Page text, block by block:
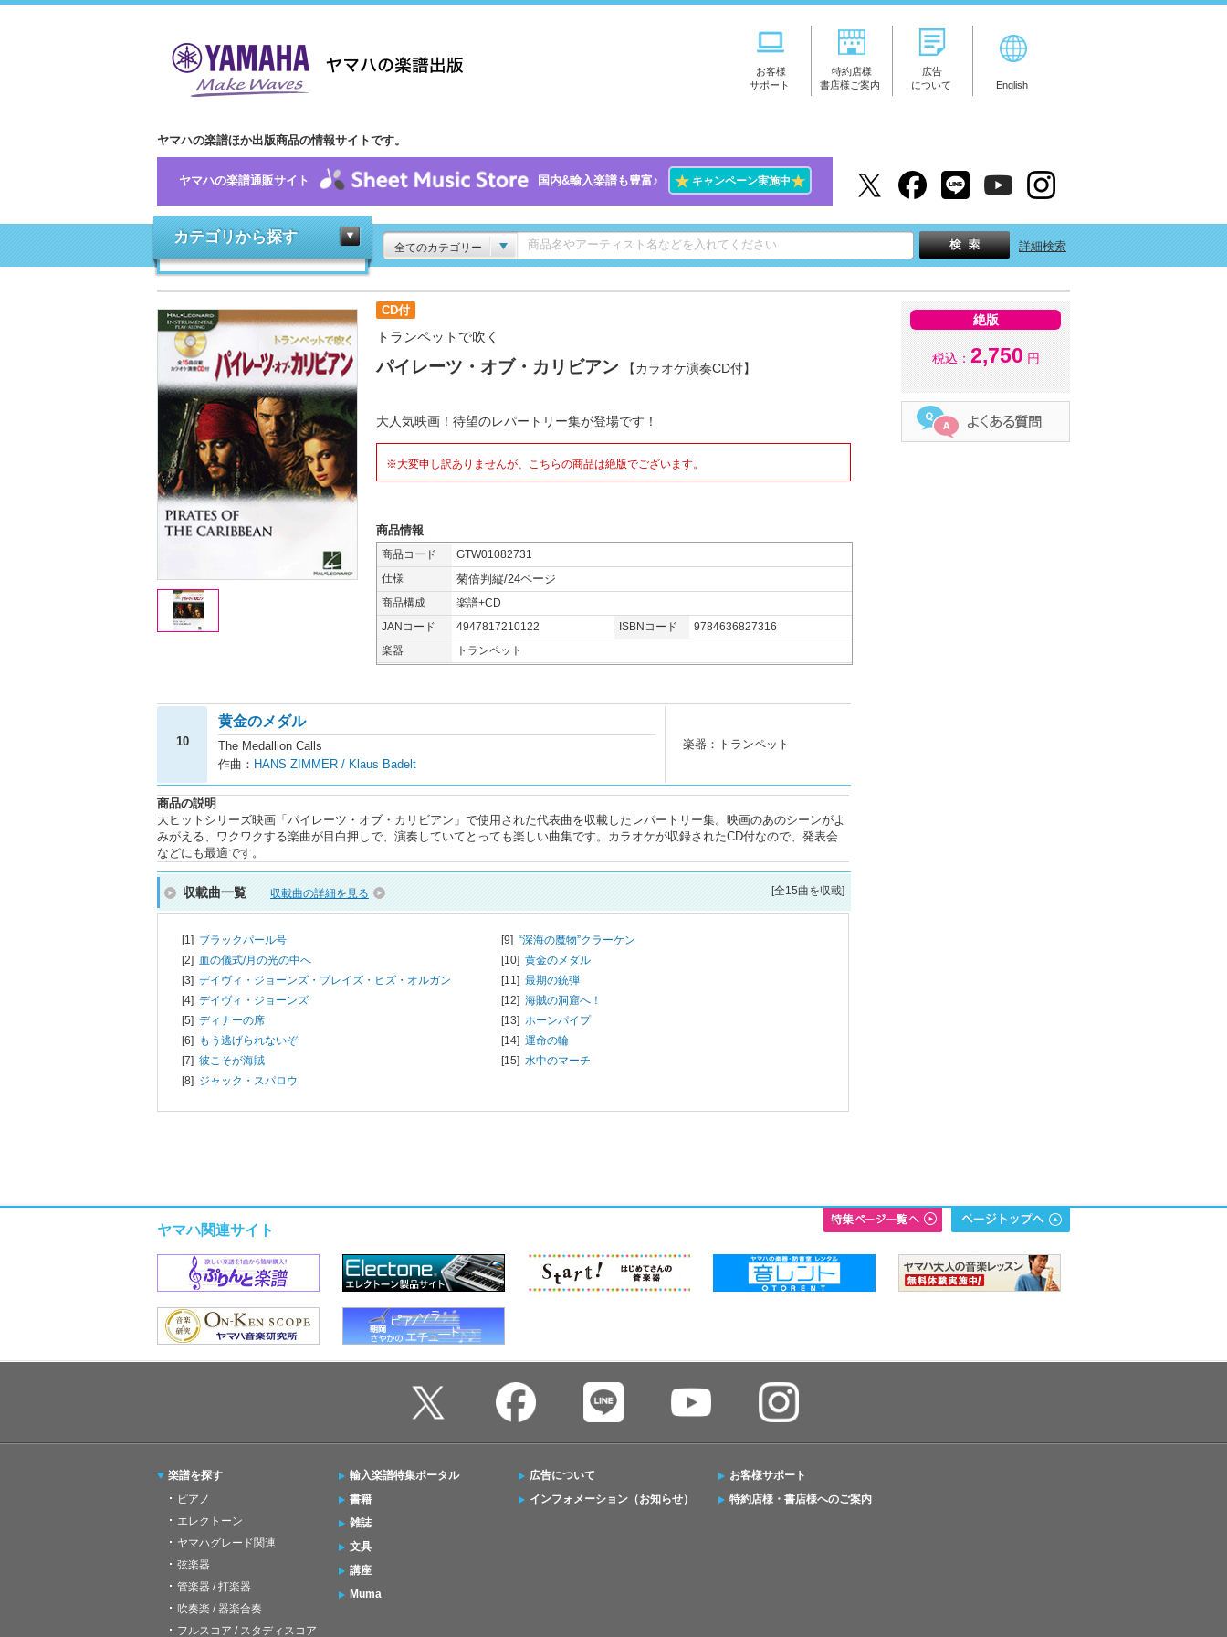
お客様
サポート
特約店様
書店様ご案内
広告
について
English
ヤマハの楽譜ほか出版商品の情報サイトです。
ヤマハの楽譜通販サイト 国内&輸入楽譜も豊富♪ ★キャンペーン実施中★
カテゴリから探す
全てのカテゴリー 詳細検索
CD付
トランペットで吹く
パイレーツ・オブ・カリビアン 【カラオケ演奏CD付】
大人気映画！待望のレパートリー集が登場です！
※大変申し訳ありませんが、こちらの商品は絶版でございます。
商品情報
商品コード
GTW01082731
仕様
菊倍判縦/24ページ
商品構成
楽譜+CD
JANコード
4947817210122 ISBNコード
9784636827316
楽器
トランペット
10
黄金のメダル
The Medallion Calls
作曲： HANS ZIMMER / Klaus Badelt
楽器：トランペット
商品の説明
大ヒットシリーズ映画「パイレーツ・オブ・カリビアン」で使用された代表曲を収載したレパートリー集。映画のあのシーンがよ
みがえる、ワクワクする楽曲が目白押しで、演奏していてとっても楽しい曲集です。カラオケが収録されたCD付なので、発表会
などにも最適です。
収載曲一覧 収載曲の詳細を見る [全15曲を収載]
[1] ブラックパール号
[2] 血の儀式/月の光の中へ
[3] デイヴィ・ジョーンズ・プレイズ・ヒズ・オルガン
[4] デイヴィ・ジョーンズ
[5] ディナーの席
[6] もう逃げられないぞ
[7] 彼こそが海賊
[8] ジャック・スパロウ
[9] “深海の魔物”クラーケン
[10] 黄金のメダル
[11] 最期の銃弾
[12] 海賊の洞窟へ！
[13] ホーンパイプ
[14] 運命の輪
[15] 水中のマーチ
絶版
税込： 2,750 円
ヤマハ関連サイト
楽譜を探す
ピアノ
エレクトーン
ヤマハグレード関連
弦楽器
管楽器 / 打楽器
吹奏楽 / 器楽合奏
フルスコア / スタディスコア
輸入楽譜特集ポータル
書籍
雑誌
文具
講座
Muma
広告について
インフォメーション（お知らせ）
お客様サポート
特約店様・書店様へのご案内